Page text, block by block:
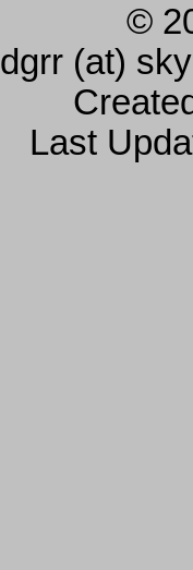
©
dgrr (at)
Last